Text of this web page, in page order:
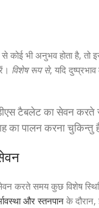
से कोई भी अनुभव होता है,
विशेष रूप से, यदि
टैबलेट का सेवन
का पालन करना चुकिन्तु
करते समय कुछ विशेष
और स्तनपान के